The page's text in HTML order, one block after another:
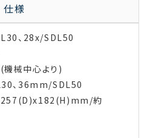
仕様
、28x/SDL50
械中心より)
、36mm/SDL50
約